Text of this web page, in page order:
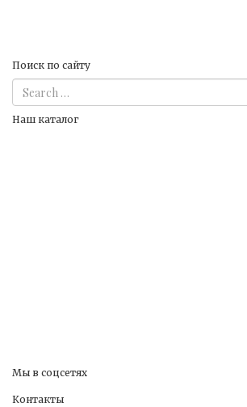
Поиск по сайту
Наш каталог
Мы в соцсетях
Контакты